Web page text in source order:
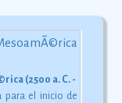
(2500 a. C. - 200 d. C)
para el inicio de